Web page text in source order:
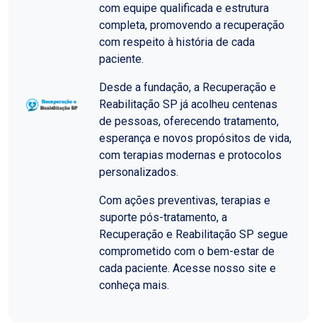
com equipe qualificada e estrutura
completa, promovendo a recuperação
com respeito à história de cada
paciente.
Desde a fundação, a Recuperação e
Reabilitação SP já acolheu centenas
de pessoas, oferecendo tratamento,
esperança e novos propósitos de vida,
com terapias modernas e protocolos
personalizados.
Com ações preventivas, terapias e
suporte pós-tratamento, a
Recuperação e Reabilitação SP segue
comprometido com o bem-estar de
cada paciente. Acesse nosso site e
conheça mais.